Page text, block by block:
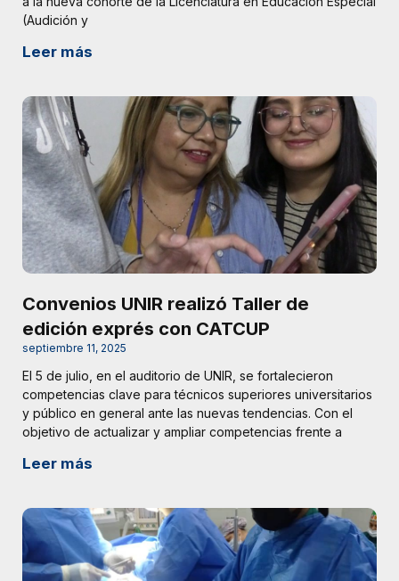
(Audición y
Leer más
Convenios UNIR realizó Taller de
edición exprés con CATCUP
septiembre 11, 2025
El 5 de julio, en el auditorio de UNIR, se fortalecieron
competencias clave para técnicos superiores universitarios
y público en general ante las nuevas tendencias. Con el
objetivo de actualizar y ampliar competencias frente a
Leer más